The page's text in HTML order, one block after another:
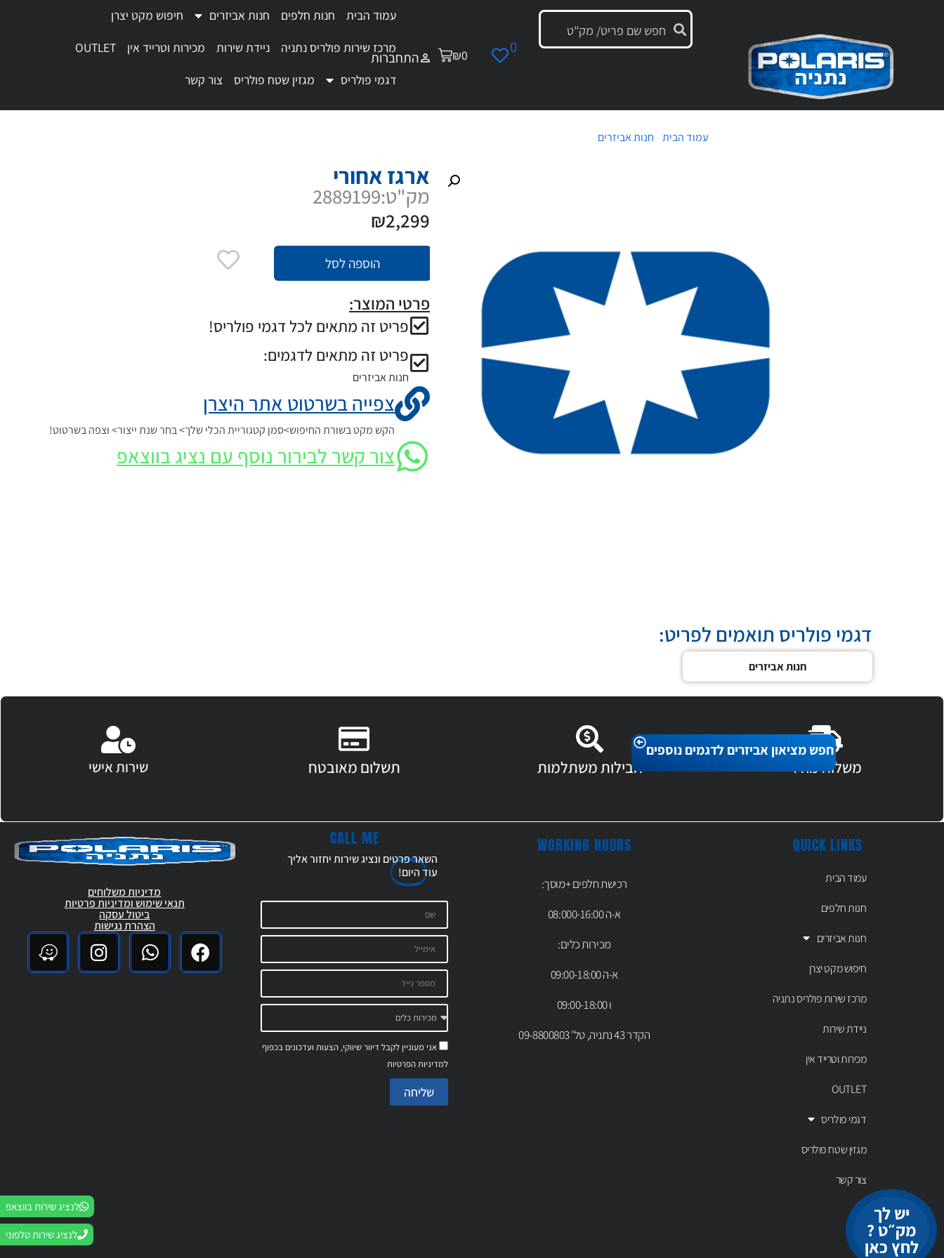
0
₪0 התחברות
עמוד הבית חנות חלפים חנות אביזרים
חיפוש מקט יצרן
מרכז שירות פולריס נתניה
ניידת שירות מכירות וטרייד אין
OUTLET
דגמי פולריס
מגזין שטח פולריס צור קשר
ארגז אחורי
מק"ט:2889199
₪2,299
הוספה לסל
פרטי המוצר:
פריט זה מתאים לכל דגמי פולריס!
פריט זה מתאים לדגמים:
חנות אביזרים
צפייה בשרטוט אתר היצרן
הקש מקט בשורת החיפוש>סמן קטגוריית הכלי שלך> בחר שנת ייצור> וצפה בשרטוט!
צור קשר לבירור נוסף עם נציג בווצאפ
חפש מציאון אביזרים לדגמים נוספים
עמוד הבית חנות אביזרים
דגמי פולריס תואמים לפריט:
חנות אביזרים
משלוח מהיר חבילות משתלמות תשלום מאובטח שירות אישי
QUICK LINKS
עמוד הבית
חנות חלפים
חנות אביזרים
חיפוש מקט יצרן
מרכז שירות פולריס נתניה
ניידת שירות
מכירות וטרייד אין
OUTLET
דגמי פולריס
מגזין שטח פולריס
צור קשר
יש לך
מק״ט ?
לחץ כאן
WORKING HOURS
רכישת חלפים +מוסך:
א-ה 08:000-16:00
מכירות כלים:
א-ה 09:00-18:00
ו 09:00-18:00
הקדר 43 נתניה, טל' 09-8800803
CALL ME
השאר פרטים ונציג שירות יחזור אליך
עודהיום!
אני מעוניין לקבל דיוור שיווקי, הצעות ועדכונים בכפוף
למדיניות הפרטיות
שליחה
לנציג שירות בווצאפ
לנציג שירות טלפוני
מדיניות משלוחים
תנאי שימוש ומדיניות פרטיות
ביטול עסקה
הצהרת נגישות